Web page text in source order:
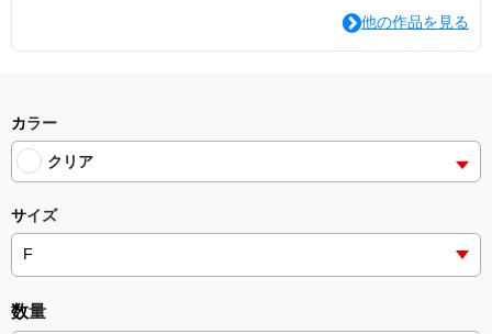
他の作品を見る
カラー
クリア
サイズ
数量